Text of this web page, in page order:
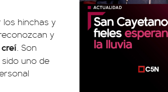
los hinchas y
y
. Son
uno de